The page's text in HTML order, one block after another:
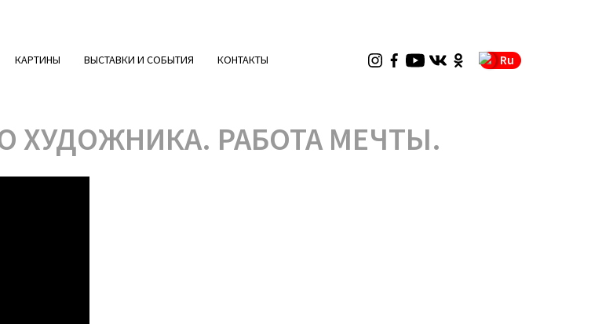
КАРТИНЫ ВЫСТАВКИ И СОБЫТИЯ КОНТАКТЫ Ru
ХУДОЖНИКА. РАБОТА МЕЧТЫ.